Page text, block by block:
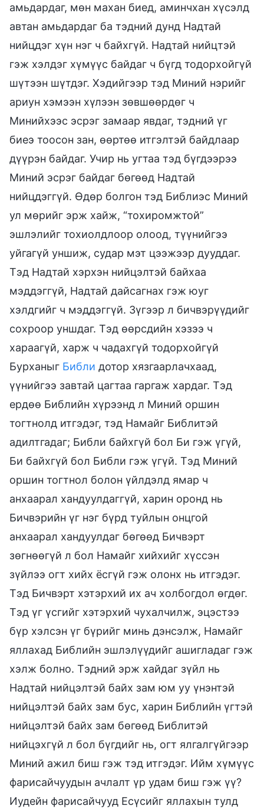
амьдардаг, мөн махан биед, аминчхан хүсэлд
автан амьдардаг ба тэдний дунд Надтай
нийцдэг хүн нэг ч байхгүй. Надтай нийцтэй
гэж хэлдэг хүмүүс байдаг ч бүгд тодорхойгүй
шүтээн шүтдэг. Хэдийгээр тэд Миний нэрийг
ариун хэмээн хүлээн зөвшөөрдөг ч
Минийхээс эсрэг замаар явдаг, тэдний үг
биеэ тоосон зан, өөртөө итгэлтэй байдлаар
дүүрэн байдаг. Учир нь угтаа тэд бүгдээрээ
Миний эсрэг байдаг бөгөөд Надтай
нийцдэггүй. Өдөр болгон тэд Библиэс Миний
ул мөрийг эрж хайж, “тохиромжтой”
эшлэлийг тохиолдлоор олоод, түүнийгээ
уйгагүй уншиж, судар мэт цээжээр дууддаг.
Тэд Надтай хэрхэн нийцэлтэй байхаа
мэддэггүй, Надтай дайсагнах гэж юуг
хэлдгийг ч мэддэггүй. Зүгээр л бичвэрүүдийг
сохроор уншдаг. Тэд өөрсдийн хэзээ ч
хараагүй, харж ч чадахгүй тодорхойгүй
Бурханыг Библи дотор хязгаарлачхаад,
үүнийгээ завтай цагтаа гаргаж хардаг. Тэд
ердөө Библийн хүрээнд л Миний оршин
тогтнолд итгэдэг, тэд Намайг Библитэй
адилтгадаг; Библи байхгүй бол Би гэж үгүй,
Би байхгүй бол Библи гэж үгүй. Тэд Миний
оршин тогтнол болон үйлдэлд ямар ч
анхаарал хандуулдаггүй, харин оронд нь
Бичвэрийн үг нэг бүрд туйлын онцгой
анхаарал хандуулдаг бөгөөд Бичвэрт
зөгнөөгүй л бол Намайг хийхийг хүссэн
зүйлээ огт хийх ёсгүй гэж олонх нь итгэдэг.
Тэд Бичвэрт хэтэрхий их ач холбогдол өгдөг.
Тэд үг үсгийг хэтэрхий чухалчилж, эцэстээ
бүр хэлсэн үг бүрийг минь дэнсэлж, Намайг
яллахад Библийн эшлэлүүдийг ашигладаг гэж
хэлж болно. Тэдний эрж хайдаг зүйл нь
Надтай нийцэлтэй байх зам юм уу үнэнтэй
нийцэлтэй байх зам бус, харин Библийн үгтэй
нийцэлтэй байх зам бөгөөд Библитэй
нийцэхгүй л бол бүгдийг нь, огт ялгалгүйгээр
Миний ажил биш гэж тэд итгэдэг. Ийм хүмүүс
фарисайчуудын ачлалт үр удам биш гэж үү?
Иудейн фарисайчууд Есүсийг яллахын тулд